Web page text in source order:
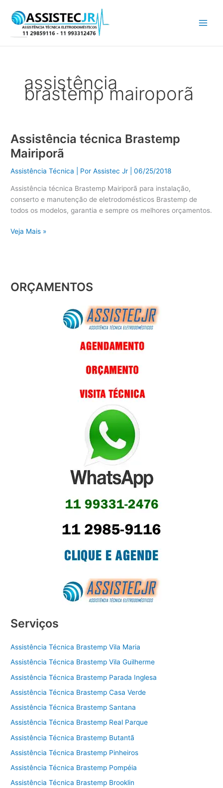
para
conteúdo
assistência
brastemp mairoporã
Assistência técnica Brastemp
Mairiporã
Assistência Técnica | PorAssistec Jr |06/25/2018
Assistência técnica Brastemp Mairiporã para instalação,
conserto e manutenção de eletrodomésticos Brastemp de
todos os modelos, garantia e sempre os melhores orçamentos.
Assistência
técnica
Brastemp
Mairiporã
Veja Mais »
ORÇAMENTOS
Serviços
Assistência Técnica Brastemp Vila Maria
Assistência Técnica Brastemp Vila Guilherme
Assistência Técnica Brastemp Parada Inglesa
Assistência Técnica Brastemp Casa Verde
Assistência Técnica Brastemp Santana
Assistência Técnica Brastemp Real Parque
Assistência Técnica Brastemp Butantã
Assistência Técnica Brastemp Pinheiros
Assistência Técnica Brastemp Pompéia
Assistência Técnica Brastemp Brooklin